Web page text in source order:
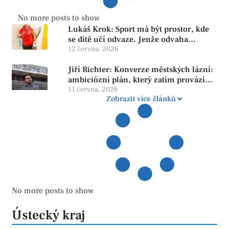
No more posts to show
Lukáš Krok: Sport má být prostor, kde
se dítě učí odvaze. Jenže odvaha
neroste tam, kde se bojí udělat chybu.
12 června, 2026
Jiří Richter: Konverze městských lázní:
ambiciózní plán, který zatím provází
více otazníků než jistot
11 června, 2026
Zobrazit více článků
No more posts to show
Ústecký kraj